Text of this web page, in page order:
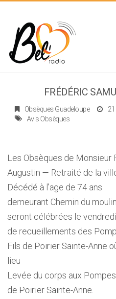
FRÉDÉRIC
Obsèques Guadeloupe
Avis Obsèques
Les Obsèques de Monsieur
Augustin — Retraité de la
Décédé à l’age de 74 ans
demeurant Chemin du
seront célébrées le
de recueillements des
Fils de Poirier Sainte-Anne
lieu
Levée du corps aux
de Poirier Sainte-Anne.